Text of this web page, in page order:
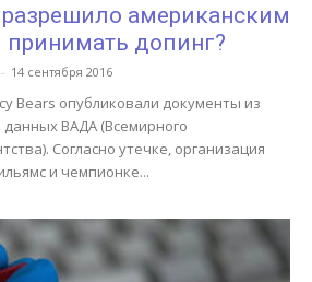
американским
принимать допинг?
- 14 сентября 2016
Bears опубликовали документы из
ВАДА (Всемирного
Согласно утечке, организация
и чемпионке...